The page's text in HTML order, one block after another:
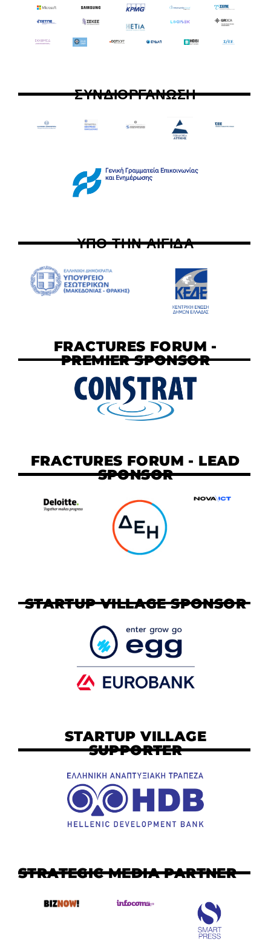
ΣΥΝΔΙΟΡΓΑΝΩΣΗ
ΥΠΟ ΤΗΝ ΑΙΓΙΔΑ
FRACTURES FORUM -
PREMIER SPONSOR
FRACTURES FORUM - LEAD
SPONSOR
STARTUP VILLAGE SPONSOR
STARTUP VILLAGE
SUPPORTER
STRATEGIC MEDIA PARTNER